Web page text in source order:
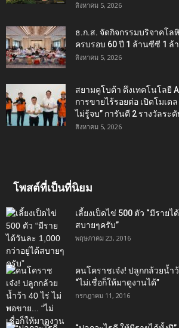
สิงหาคม 5, 2026
ธ.ก.ส. จัดกิจกรรมบริจาคโล
ครบรอบ 60 ปี 1 ล้านซีซี 1 ล้
สิงหาคม 5, 2026
สยามคูโบต้า ดึงเทคโนโลยี
การขายไร้รอยต่อ เปิดโมเด
ไม่รู้จบ” การันตี 2 รางวัลระ
สิงหาคม 5, 2026
โพสต์ที่เป็นที่นิยม
เลี้ยงเป็ดไข่ 500 ตัว “มีราย
สบายๆครับ”
พฤษภาคม 23, 2016
คนโคราชเจ๋ง! ปลูกกล้วยน้ำ
“ไม่เชื่อก็ให้มาดูงานได้”‬
กรกฎาคม 11, 2016